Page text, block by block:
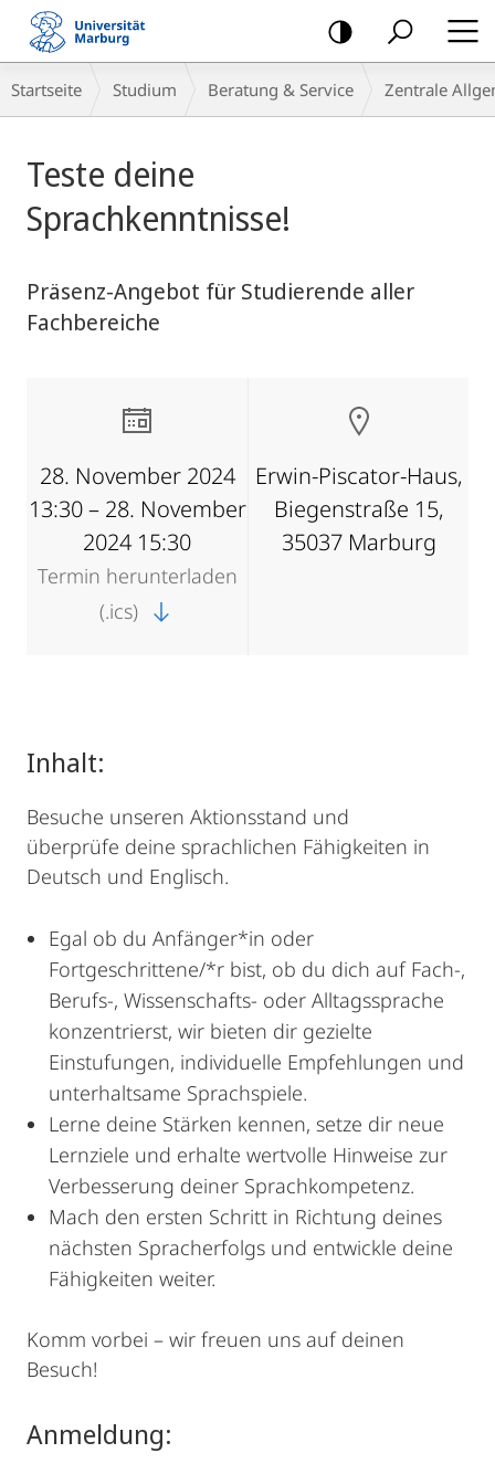
Mobile-
Navigation
Breadcrumb-
Navigation
Startseite Studium Beratung & Service Zentrale
Teste deine
Sprachkenntnisse!
Präsenz-Angebot für Studierende aller
Fachbereiche
28. November 2024
13:30 – 28. November
2024 15:30
Termin herunterladen
(.ics)
Erwin-Piscator-Haus,
Biegenstraße 15,
35037 Marburg
Inhalt:
Besuche unseren Aktionsstand und
überprüfe deine sprachlichen Fähigkeiten in
Deutsch und Englisch.
Egal ob du Anfänger*in oder
Fortgeschrittene/*r bist, ob du dich auf Fach-,
Berufs-, Wissenschafts- oder Alltagssprache
konzentrierst, wir bieten dir gezielte
Einstufungen, individuelle Empfehlungen und
unterhaltsame Sprachspiele.
Lerne deine Stärken kennen, setze dir neue
Lernziele und erhalte wertvolle Hinweise zur
Verbesserung deiner Sprachkompetenz.
Mach den ersten Schritt in Richtung deines
nächsten Spracherfolgs und entwickle deine
Fähigkeiten weiter.
Komm vorbei – wir freuen uns auf deinen
Besuch!
Anmeldung: